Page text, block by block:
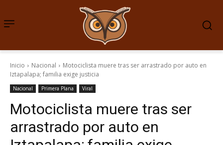
Inicio Nacional
Motociclista muere tras ser arrastrado por auto en
Iztapalapa; familia exige justicia
Nacional Primera Plana Viral
Motociclista muere tras ser
arrastrado por auto en